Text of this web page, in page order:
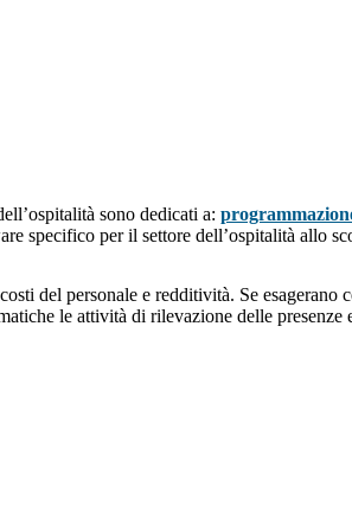
sono dedicati a:
specifico per il settore dell’ospitalità allo
del personale e redditività. Se
le attività di rilevazione delle